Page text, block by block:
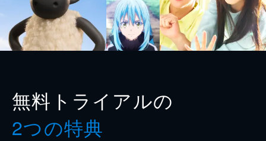
無料トライアルの
2つの特典